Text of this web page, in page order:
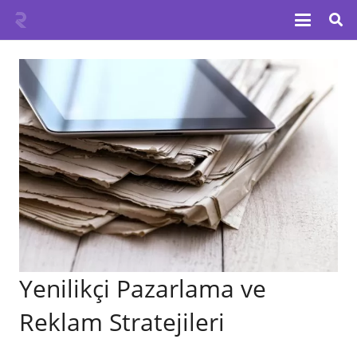
Yenilikçi Pazarlama ve
Reklam Stratejileri